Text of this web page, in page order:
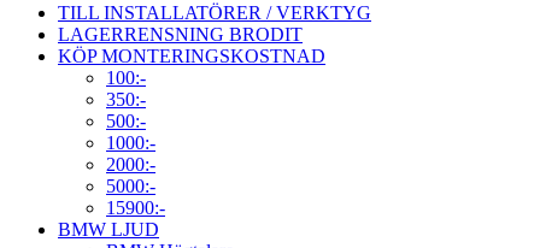
TILL INSTALLATÖRER / VERKTYG
LAGERRENSNING BRODIT
KÖP MONTERINGSKOSTNAD
100:-
350:-
500:-
1000:-
2000:-
5000:-
15900:-
BMW LJUD